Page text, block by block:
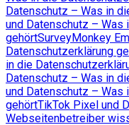
Datenschutz – Was in
und Datenschutz – Was
gehörtSurveyMonkey
Datenschutzerklärung
in die
Datenschutz – Was in
und Datenschutz – Was
gehörtTikTok Pixel und
Webseitenbetreiber